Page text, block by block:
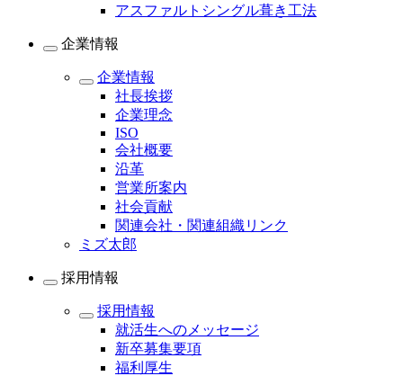
アスファルトシングル葺き工法
企業情報
企業情報
社長挨拶
企業理念
ISO
会社概要
沿革
営業所案内
社会貢献
関連会社・関連組織リンク
ミズ太郎
採用情報
採用情報
就活生へのメッセージ
新卒募集要項
福利厚生